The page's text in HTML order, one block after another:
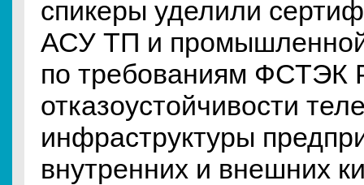
спикеры уделили
АСУ ТП и
по требованиям ФСТЭК
отказоустойчивости
инфраструктуры
внутренних и внешних